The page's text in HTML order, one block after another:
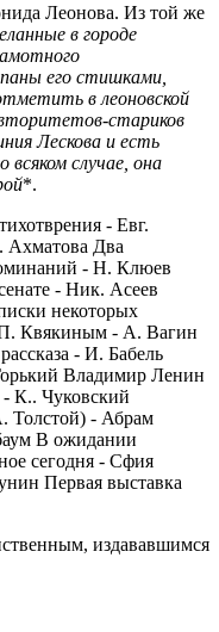
Леонова. Из той же
в городе
его стишками,
в леоновской
стариков
Лескова и есть
всяком случае, она
*.
- Евг.
Ахматова Два
- Н. Клюев
- Ник. Асеев
некоторых
Квякиным - А. Вагин
- И. Бабель
Владимир Ленин
К.. Чуковский
Толстой) - Абрам
В ожидании
сегодня - Сфия
Первая выставка
издававшимся